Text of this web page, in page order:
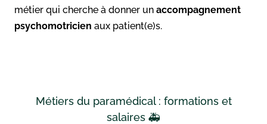
métier qui cherche à donner un accompagnement
psychomotricien aux patient(e)s.
Métiers du paramédical : formations et
salaires 🚑